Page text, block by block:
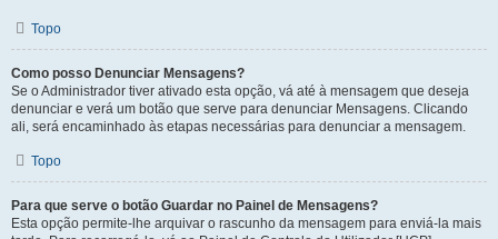
Topo
Como posso Denunciar Mensagens?
Se o Administrador tiver ativado esta opção, vá até à mensagem que deseja
denunciar e verá um botão que serve para denunciar Mensagens. Clicando
ali, será encaminhado às etapas necessárias para denunciar a mensagem.
Topo
Para que serve o botão Guardar no Painel de Mensagens?
Esta opção permite-lhe arquivar o rascunho da mensagem para enviá-la mais